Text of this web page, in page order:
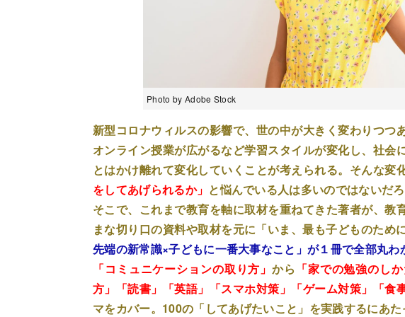
Photo by Adobe Stock
新型コロナウィルスの影響で、世の中が大きく変わりつつ
オンライン授業が広がるなど学習スタイルが変化し、社会
とはかけ離れて変化していくことが考えられる。そんな変
をしてあげられるか」 と悩んでいる人は多いのではないだろ
そこで、これまで教育を軸に取材を重ねてきた著者が、教
まな切り口の資料や取材を元に「いま、最も子どものため
先端の新常識×子どもに一番大事なこと」が１冊で全部丸わ
「コミュニケーションの取り方」から 「家での勉強のし
方」「読書」「英語」「スマホ対策」「ゲーム対策」「食
マをカバー。100の「してあげたいこと」を実践するにあ